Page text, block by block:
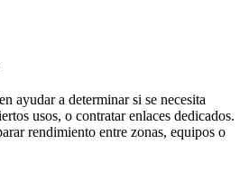
ayudar a determinar si se necesita
usos, o contratar enlaces dedicados.
rendimiento entre zonas, equipos o